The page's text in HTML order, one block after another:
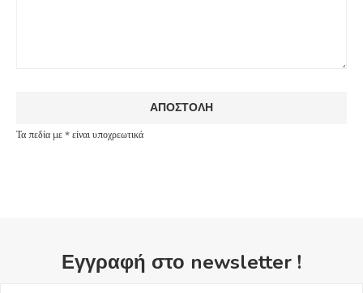
Τα πεδία με * είναι υποχρεωτικά
Εγγραφή στο newsletter !